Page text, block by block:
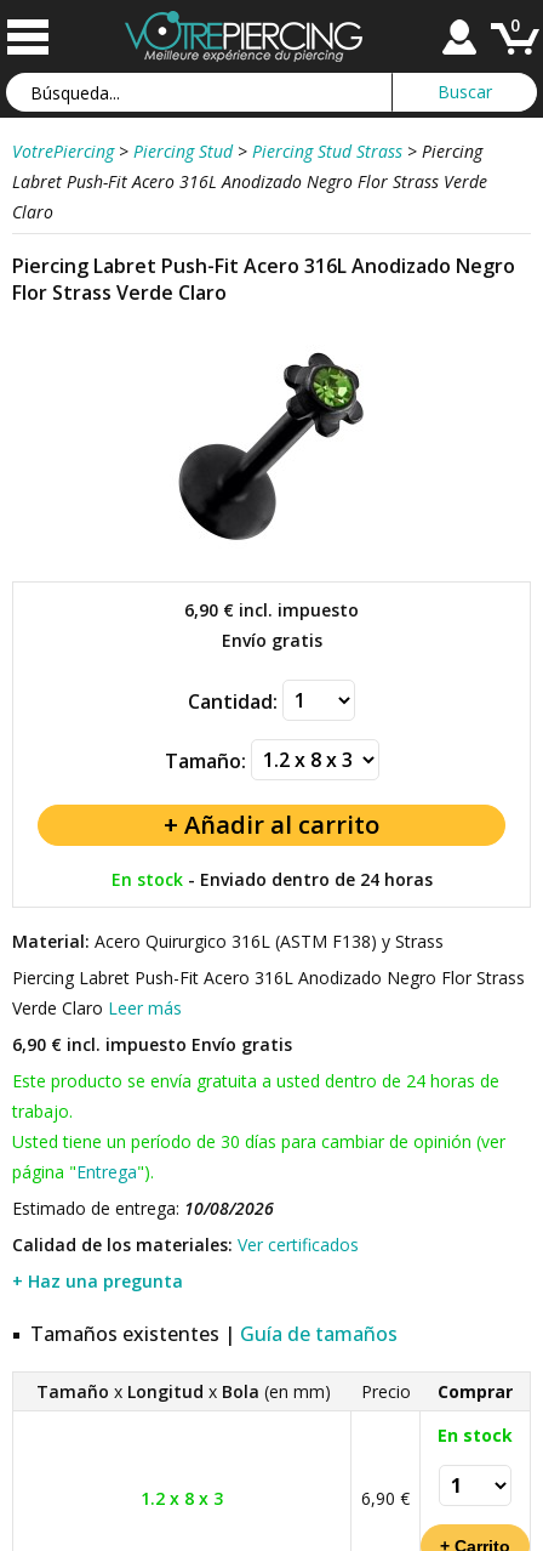
0
VotrePiercing > Piercing Stud > Piercing Stud Strass > Piercing
Labret Push-Fit Acero 316L Anodizado Negro Flor Strass Verde
Claro
Piercing Labret Push-Fit Acero 316L Anodizado Negro
Flor Strass Verde Claro
6,90 € incl. impuesto
Envío gratis
Cantidad:
Tamaño:
En stock- Enviado dentro de 24 horas
Material: Acero Quirurgico 316L (ASTM F138) y Strass
Piercing Labret Push-Fit Acero 316L Anodizado Negro Flor Strass
Verde Claro Leer más
6,90 € incl. impuesto Envío gratis
Este producto se envía gratuita a usted dentro de 24 horas de
trabajo.
Usted tiene un período de 30 días para cambiar de opinión (ver
página "Entrega").
Estimado de entrega: 10/08/2026
Calidad de los materiales: Ver certificados
+ Haz una pregunta
Tamaños existentes | Guía de tamaños
Tamaño x Longitud x Bola (en mm) Precio Comprar
1.2 x 8 x 3 6,90 €
En stock